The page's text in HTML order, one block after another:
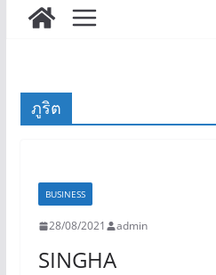
ภูริต
BUSINESS
28/08/2021 admin
SINGHA